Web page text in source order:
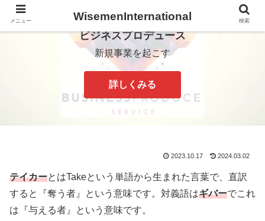
ビジネスプロデュース
新規事業を起こす
詳しくみる
2023.10.17 2024.03.02
テイカーとはTakeという単語から生まれた言葉で、直訳
すると『奪う者』という意味です。対義語はギバーでこれ
は『与える者』という意味です。
メニュー WisemenInternational 検索